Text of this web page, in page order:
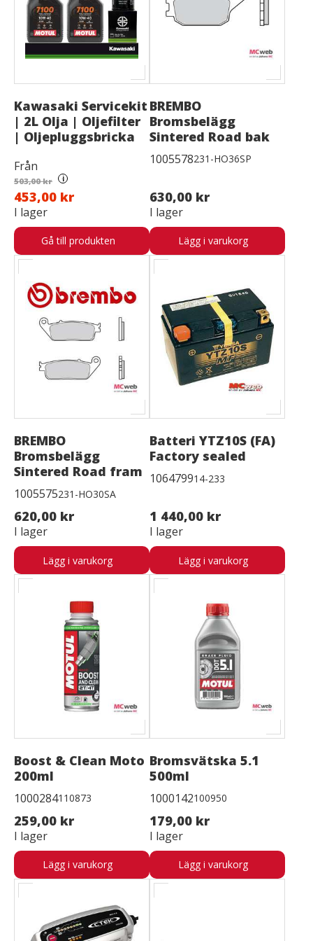
Kawasaki Servicekit
| 2L Olja | Oljefilter
| Oljepluggsbricka
Från
503,00 kr i
453,00 kr
I lager
Gå till produkten
BREMBO
Bromsbelägg
Sintered Road bak
1005578231-HO36SP
630,00 kr
I lager
Lägg i varukorg
BREMBO
Bromsbelägg
Sintered Road fram
1005575231-HO30SA
620,00 kr
I lager
Lägg i varukorg
Batteri YTZ10S (FA)
Factory sealed
106479914-233
1 440,00 kr
I lager
Lägg i varukorg
Boost & Clean Moto
200ml
1000284110873
259,00 kr
I lager
Lägg i varukorg
Bromsvätska 5.1
500ml
1000142100950
179,00 kr
I lager
Lägg i varukorg